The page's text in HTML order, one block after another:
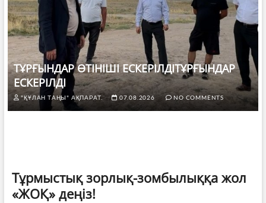
ТҰРҒЫНДАР ӨТІНІШІ ЕСКЕРІЛДІТҰРҒЫНДАР
ЕСКЕРІЛДІ
"ҚҰЛАН ТАҢЫ" АҚПАРАТ. 07.08.2026 NO COMMENTS
Тұрмыстық зорлық-зомбылыққа жол
«ЖОҚ» деңіз!